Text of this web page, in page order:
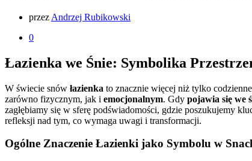
przez Andrzej Rubikowski
0
Łazienka we Śnie: Symbolika
W świecie snów łazienka to znacznie więcej niż tylko
zarówno fizycznym, jak i emocjonalnym. Gdy pojawia się we
zagłębiamy się w sferę podświadomości, gdzie poszukujemy
refleksji nad tym, co wymaga uwagi i transformacji.
Ogólne Znaczenie Łazienki jako Symbolu w